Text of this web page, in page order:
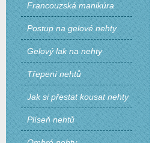
Francouzská manikúra
Postup na gelové nehty
Gelový lak na nehty
Třepení nehtů
Jak si přestat kousat nehty
Plíseň nehtů